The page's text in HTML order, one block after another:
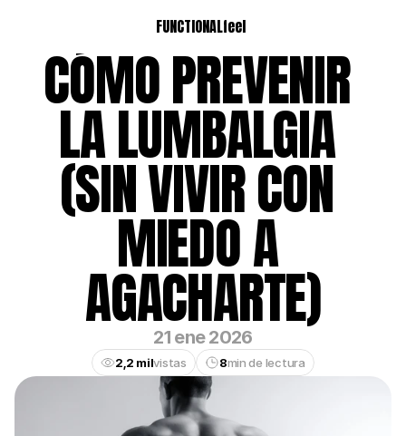
FUNCTIONALfeel
CÓMO PREVENIR
LA LUMBALGIA
(SIN VIVIR CON
MIEDO A
AGACHARTE)
21 ene 2026
2,2 milvistas 8min de lectura